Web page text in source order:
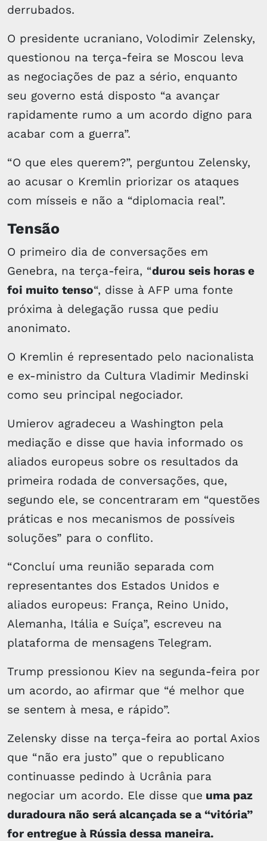
derrubados.
O presidente ucraniano, Volodimir Zelensky,
questionou na terça-feira se Moscou leva
as negociações de paz a sério, enquanto
seu governo está disposto “a avançar
rapidamente rumo a um acordo digno para
acabar com a guerra”.
“O que eles querem?”, perguntou Zelensky,
ao acusar o Kremlin priorizar os ataques
com mísseis e não a “diplomacia real”.
Tensão
O primeiro dia de conversações em
Genebra, na terça-feira, “durou seis horas e
foi muito tenso“, disse à AFP uma fonte
próxima à delegação russa que pediu
anonimato.
O Kremlin é representado pelo nacionalista
e ex-ministro da Cultura Vladimir Medinski
como seu principal negociador.
Umierov agradeceu a Washington pela
mediação e disse que havia informado os
aliados europeus sobre os resultados da
primeira rodada de conversações, que,
segundo ele, se concentraram em “questões
práticas e nos mecanismos de possíveis
soluções” para o conflito.
“Concluí uma reunião separada com
representantes dos Estados Unidos e
aliados europeus: França, Reino Unido,
Alemanha, Itália e Suíça”, escreveu na
plataforma de mensagens Telegram.
Trump pressionou Kiev na segunda-feira por
um acordo, ao afirmar que “é melhor que
se sentem à mesa, e rápido”.
Zelensky disse na terça-feira ao portal Axios
que “não era justo” que o republicano
continuasse pedindo à Ucrânia para
negociar um acordo. Ele disse que uma paz
duradoura não será alcançada se a “vitória”
for entregue à Rússia dessa maneira.